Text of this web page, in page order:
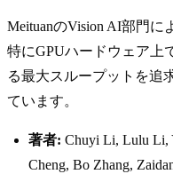
MeituanのVision AI部門に
特にGPUハードウェア上
る最大スループットを追
ています。
著者: Chuyi Li, Lulu Li,
Cheng, Bo Zhang,